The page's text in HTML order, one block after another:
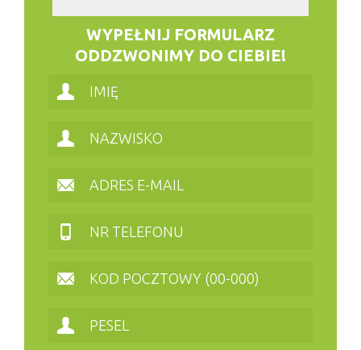
WYPEŁNIJ FORMULARZ
ODDZWONIMY DO CIEBIE!